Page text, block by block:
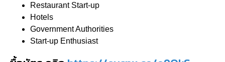
Restaurant Start-up
Hotels
Government Authorities
Start-up Enthusiast